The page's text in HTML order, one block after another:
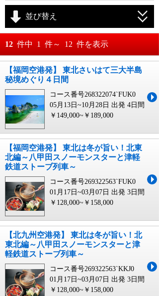
月 日～
日
並び替え
おすすめ順
料金が安い順
料金が高い順
12 件中 1 件～ 12 件を表示
【福岡空港発】 東北さいはて三大半島
秘境めぐり４日間
コース番号268322074`FUK0
05月13日~10月28日 出発 4日間
￥149,000~￥189,000
【福岡空港発】 東北は冬が旨い！北東
北編～八甲田スノーモンスターと津軽
鉄道ストーブ列車～
コース番号269322563`FUK0
01月17日~03月07日 出発 3日間
￥128,000~￥158,000
【北九州空港発】 東北は冬が旨い！北
東北編～八甲田スノーモンスターと津
軽鉄道ストーブ列車～
コース番号269322563`KKJ0
01月17日~03月07日 出発 3日間
￥128,000~￥158,000